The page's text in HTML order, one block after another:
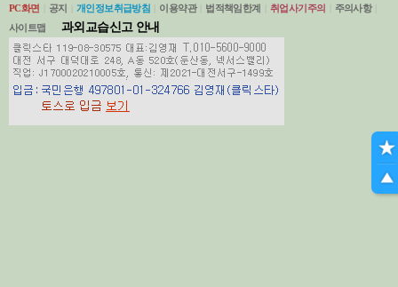
PC화면 공지 개인정보취급방침 이용약관 법적책임한계 취업사기주의 주의사항
사이트맵
과외교습신고 안내